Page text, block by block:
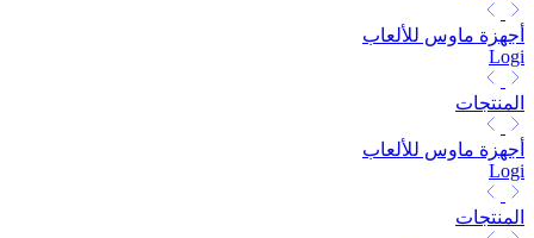
أجهزة ماوس للألعاب
Logi
المنتجات
أجهزة ماوس للألعاب
Logi
المنتجات